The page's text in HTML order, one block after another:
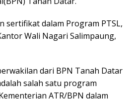
sertifikat dalam Program PTSL,
Wali Nagari Salimpaung,
dari BPN Tanah Datar
salah satu program
ATR/BPN dalam